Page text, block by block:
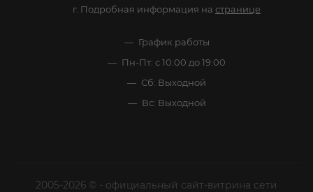
г. Подробная информация на странице
График работы
Пн-Пт: с 10:00 до 19:00
Сб: Выходной
Вс: Выходной
2005-2026 © - официальный сайт-витрина сети